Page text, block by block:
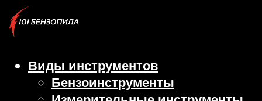
Виды инструментов
Бензоинструменты